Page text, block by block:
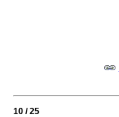
10 / 25